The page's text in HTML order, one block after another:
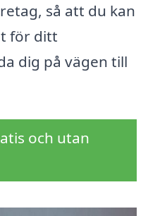
så att du kan
för ditt
dig på vägen till
och utan